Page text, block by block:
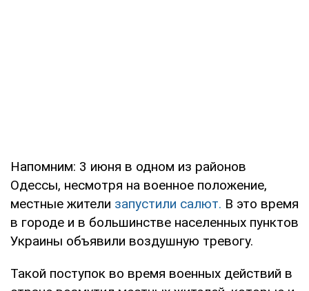
Напомним: 3 июня в одном из районов
Одессы, несмотря на военное положение,
местные жители запустили салют. В это время
в городе и в большинстве населенных пунктов
Украины объявили воздушную тревогу.
Такой поступок во время военных действий в